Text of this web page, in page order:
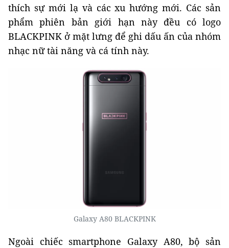
thích sự mới lạ và các xu hướng mới. Các sản
phẩm phiên bản giới hạn này đều có logo
BLACKPINK ở mặt lưng để ghi dấu ấn của nhóm
nhạc nữ tài năng và cá tính này.
Galaxy A80 BLACKPINK
Ngoài chiếc smartphone Galaxy A80, bộ sản